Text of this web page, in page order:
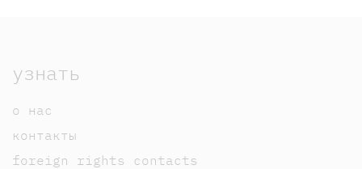
узнать
о нас
контакты
foreign rights contacts